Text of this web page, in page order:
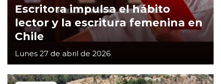
Escritora impulsa el hábito
lector y la escritura femenina en
Chile
Lunes 27 de abril de 2026